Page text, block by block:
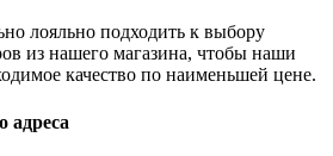
лояльно подходить к выбору
из нашего магазина, чтобы наши
качество по наименьшей цене.
адреса